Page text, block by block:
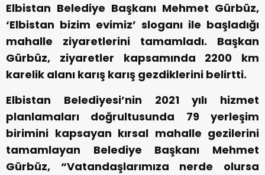
Elbistan Belediye Başkanı Mehmet Gürbüz,
‘Elbistan bizim evimiz’ sloganı ile başladığı
mahalle ziyaretlerini tamamladı. Başkan
Gürbüz, ziyaretler kapsamında 2200 km
karelik alanı karış karış gezdiklerini belirtti.
Elbistan Belediyesi’nin 2021 yılı hizmet
planlamaları doğrultusunda 79 yerleşim
birimini kapsayan kırsal mahalle gezilerini
tamamlayan Belediye Başkanı Mehmet
Gürbüz, “Vatandaşlarımıza nerde olursa